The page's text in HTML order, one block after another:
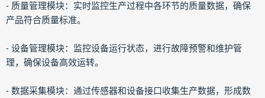
- 质量管理模块：实时监控生产过程中各环节的质量数据，确保
产品符合质量标准。
- 设备管理模块：监控设备运行状态，进行故障预警和维护管
理，确保设备高效运转。
- 数据采集模块：通过传感器和设备接口收集生产数据，形成数